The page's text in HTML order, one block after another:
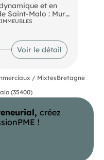
et en
Saint-Malo : Murs
commerce et
de-chaussée
vendeurVoir le détail
/ MixtesBretagne
(35400)
créez
!